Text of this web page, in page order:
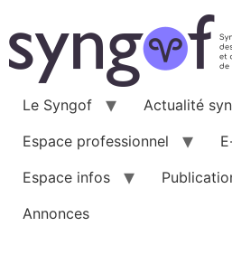
au
contenu
Le Syngof
Actualité
Espace professionnel
Espace infos
Annonces